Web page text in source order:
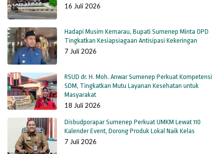
16 Juli 2026
Hadapi Musim Kemarau, Bupati Sumenep Minta OPD
Tingkatkan Kesiapsiagaan Antisipasi Kekeringan
7 Juli 2026
RSUD dr. H. Moh. Anwar Sumenep Perkuat Kompetensi
SDM, Tingkatkan Mutu Layanan Kesehatan untuk
Masyarakat
18 Juli 2026
Disbudporapar Sumenep Perkuat UMKM Lewat 110
Kalender Event, Dorong Produk Lokal Naik Kelas
7 Juli 2026